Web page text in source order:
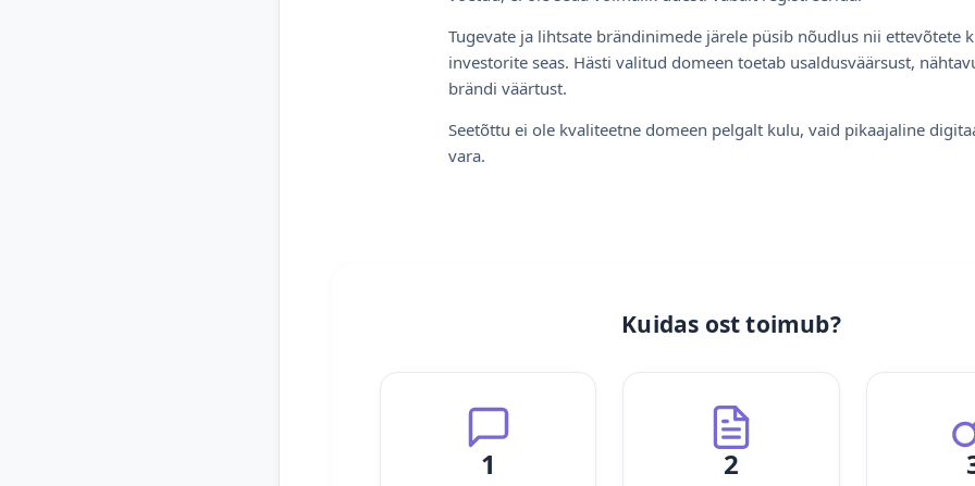
Tugevate ja lihtsate brändinimede järele püsib nõudlus nii ettevõtete
investorite seas. Hästi valitud domeen toetab usaldusväärsust,
brändi väärtust.
Seetõttu ei ole kvaliteetne domeen pelgalt kulu, vaid pikaajaline
vara.
Kuidas ost toimub?
1 2